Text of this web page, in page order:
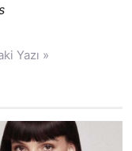
Yazı »